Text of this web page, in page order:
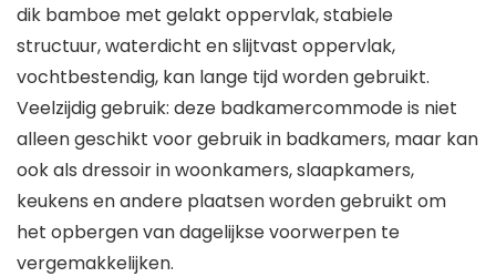
dik bamboe met gelakt oppervlak, stabiele
structuur, waterdicht en slijtvast oppervlak,
vochtbestendig, kan lange tijd worden gebruikt.
Veelzijdig gebruik: deze badkamercommode is niet
alleen geschikt voor gebruik in badkamers, maar kan
ook als dressoir in woonkamers, slaapkamers,
keukens en andere plaatsen worden gebruikt om
het opbergen van dagelijkse voorwerpen te
vergemakkelijken.